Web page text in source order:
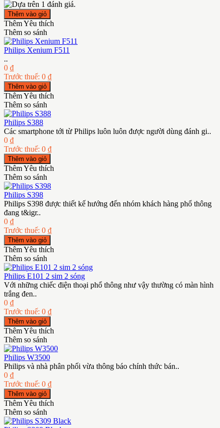
Thêm Yêu thích
Thêm so sánh
Philips Xenium F511
..
0 ₫
Trước thuế: 0 ₫
Thêm Yêu thích
Thêm so sánh
Philips S388
Các smartphone tới từ Philips luôn luôn được người dùng đánh gi..
0 ₫
Trước thuế: 0 ₫
Thêm Yêu thích
Thêm so sánh
Philips S398
Philips S398 được thiết kế hướng đến nhóm khách hàng phổ thông
đang t&igr..
0 ₫
Trước thuế: 0 ₫
Thêm Yêu thích
Thêm so sánh
Philips E101 2 sim 2 sóng
Với những chiếc điện thoại phổ thông như vậy thường có màn hình
trắng đen..
0 ₫
Trước thuế: 0 ₫
Thêm Yêu thích
Thêm so sánh
Philips W3500
Philips và nhà phân phối vừa thông báo chính thức bán..
0 ₫
Trước thuế: 0 ₫
Thêm Yêu thích
Thêm so sánh